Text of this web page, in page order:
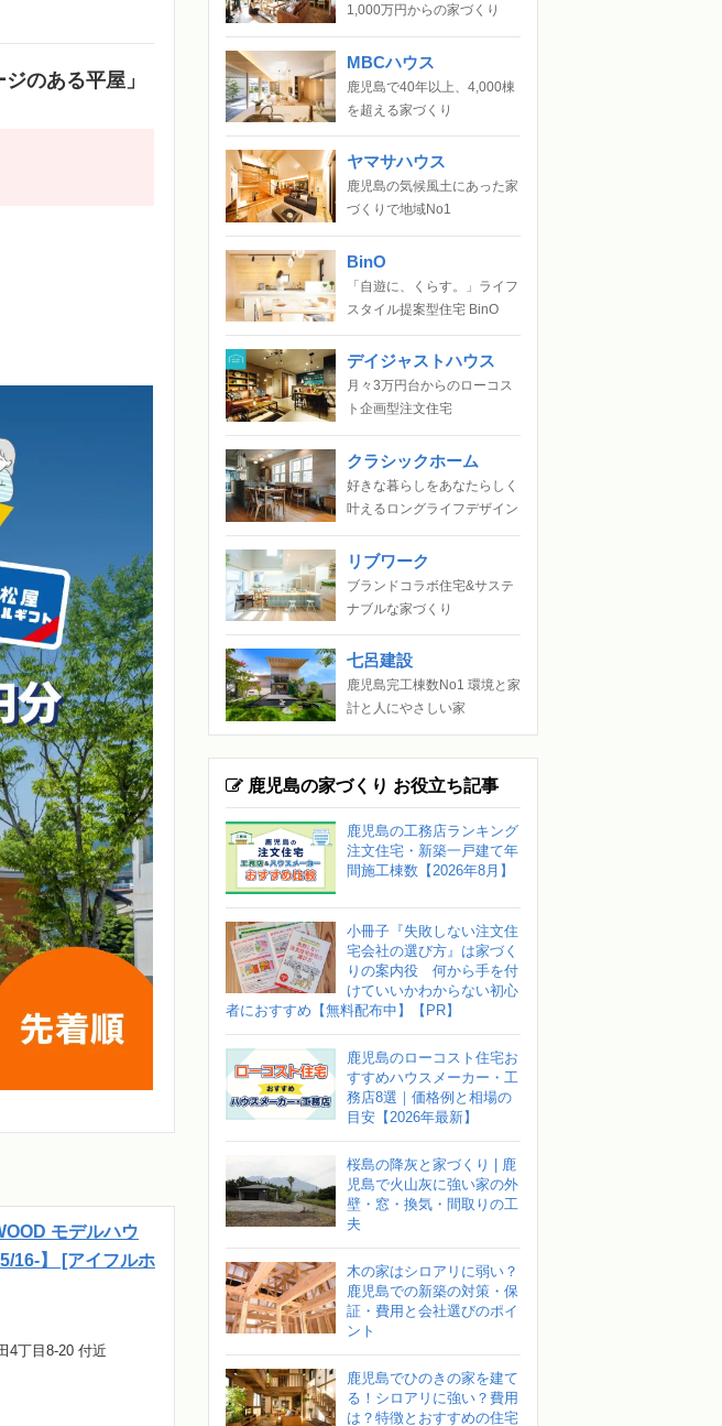
のある平屋」
モデルハウ
16-】 [アイフルホ
4丁目8-20 付近
1,000万円からの家づくり
MBCハウス
鹿児島で40年以上、4,000棟
を超える家づくり
ヤマサハウス
鹿児島の気候風土にあった家
づくりで地域No1
BinO
「自遊に、くらす。」ライフ
スタイル提案型住宅 BinO
デイジャストハウス
月々3万円台からのローコス
ト企画型注文住宅
クラシックホーム
好きな暮らしをあなたらしく
叶えるロングライフデザイン
リブワーク
ブランドコラボ住宅&サステ
ナブルな家づくり
七呂建設
鹿児島完工棟数No1 環境と家
計と人にやさしい家
鹿児島の家づくり お役立ち記事
鹿児島の工務店ランキング
注文住宅・新築一戸建て年
間施工棟数【2026年8月】
小冊子『失敗しない注文住
宅会社の選び方』は家づく
りの案内役 何から手を付
けていいかわからない初心
者におすすめ【無料配布中】【PR】
鹿児島のローコスト住宅お
すすめハウスメーカー・工
務店8選｜価格例と相場の
目安【2026年最新】
桜島の降灰と家づくり | 鹿
児島で火山灰に強い家の外
壁・窓・換気・間取りの工
夫
木の家はシロアリに弱い？
鹿児島での新築の対策・保
証・費用と会社選びのポイ
ント
鹿児島でひのきの家を建て
る！シロアリに強い？費用
は？特徴とおすすめの住宅